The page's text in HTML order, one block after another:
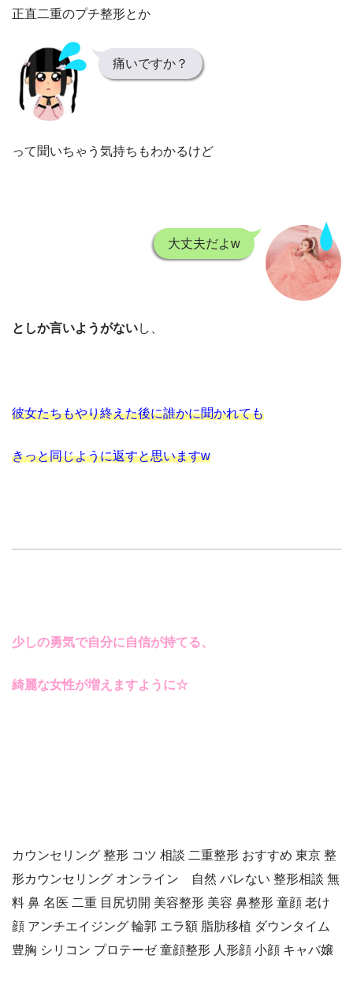
正直二重のプチ整形とか
痛いですか？
って聞いちゃう気持ちもわかるけど
大丈夫だよw
としか言いようがないし、
彼女たちもやり終えた後に誰かに聞かれても
きっと同じように返すと思いますw
少しの勇気で自分に自信が持てる、
綺麗な女性が増えますように☆
カウンセリング 整形 コツ 相談 二重整形 おすすめ 東京 整
形カウンセリング オンライン 自然 バレない 整形相談 無
料 鼻 名医 二重 目尻切開 美容整形 美容 鼻整形 童顔 老け
顔 アンチエイジング 輪郭 エラ額 脂肪移植 ダウンタイム
豊胸 シリコン プロテーゼ 童顔整形 人形顔 小顔 キャバ嬢